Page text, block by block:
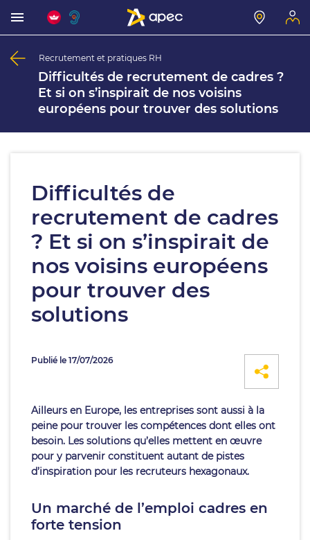
Recrutement et pratiques RH
Difficultés de recrutement de cadres ?
Et si on s’inspirait de nos voisins
européens pour trouver des solutions
Difficultés de
recrutement de cadres
? Et si on s’inspirait de
nos voisins européens
pour trouver des
solutions
Publié le 17/07/2026
Ailleurs en Europe, les entreprises sont aussi à la
peine pour trouver les compétences dont elles ont
besoin. Les solutions qu’elles mettent en œuvre
pour y parvenir constituent autant de pistes
d’inspiration pour les recruteurs hexagonaux.
Un marché de l’emploi cadres en
forte tension